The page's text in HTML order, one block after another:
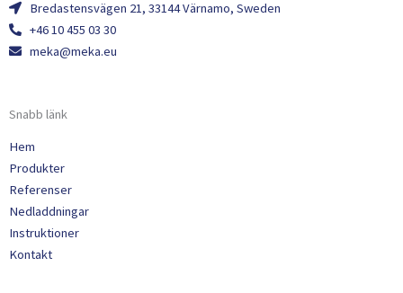
Bredastensvägen 21, 33144 Värnamo, Sweden
+46 10 455 03 30
meka@meka.eu
Snabb länk
Hem
Produkter
Referenser
Nedladdningar
Instruktioner
Kontakt